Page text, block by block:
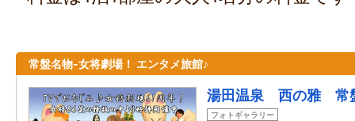
常盤名物-女将劇場！ エンタメ旅館♪
湯田温泉 西の雅 常
フォトギャラリー